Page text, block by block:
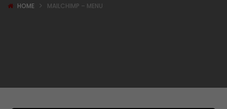
HOME MAILCHIMP – MENU